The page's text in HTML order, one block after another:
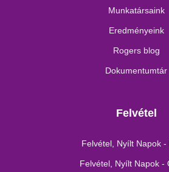
Munkatársaink
Eredményeink
Rogers blog
Dokumentumtár
Felvétel
Felvétel, Nyílt Napok -
Felvétel, Nyílt Napok -